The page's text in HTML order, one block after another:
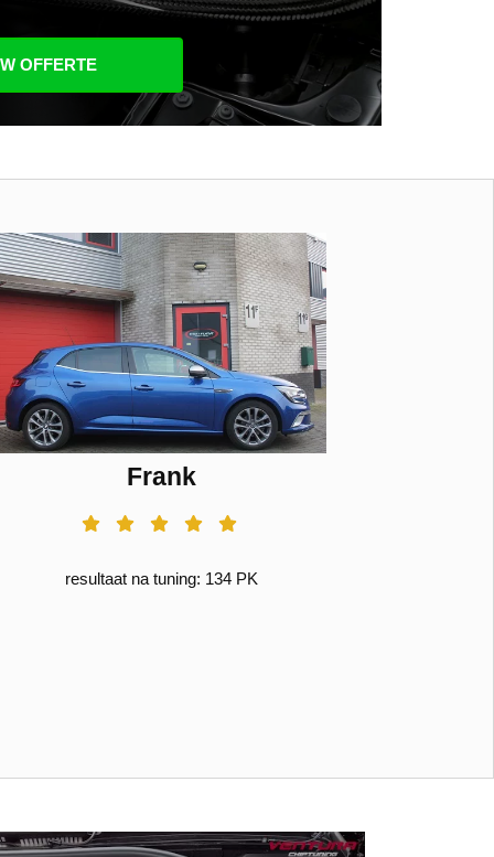
OFFERTE
Frank
resultaat na tuning: 134 PK